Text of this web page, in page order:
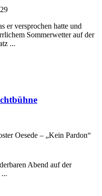
er versprochen hatte und
Sommerwetter auf der
...
Oesede – „Kein Pardon“
Abend auf der